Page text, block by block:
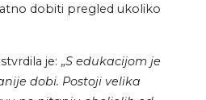
dobiti pregled ukoliko
je: „S edukacijom je
dobi. Postoji velika